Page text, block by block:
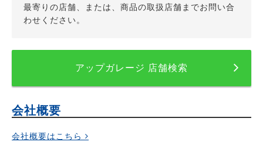
最寄りの店舗、または、商品の取扱店舗までお問い合
わせください。
アップガレージ 店舗検索
会社概要
会社概要はこちら